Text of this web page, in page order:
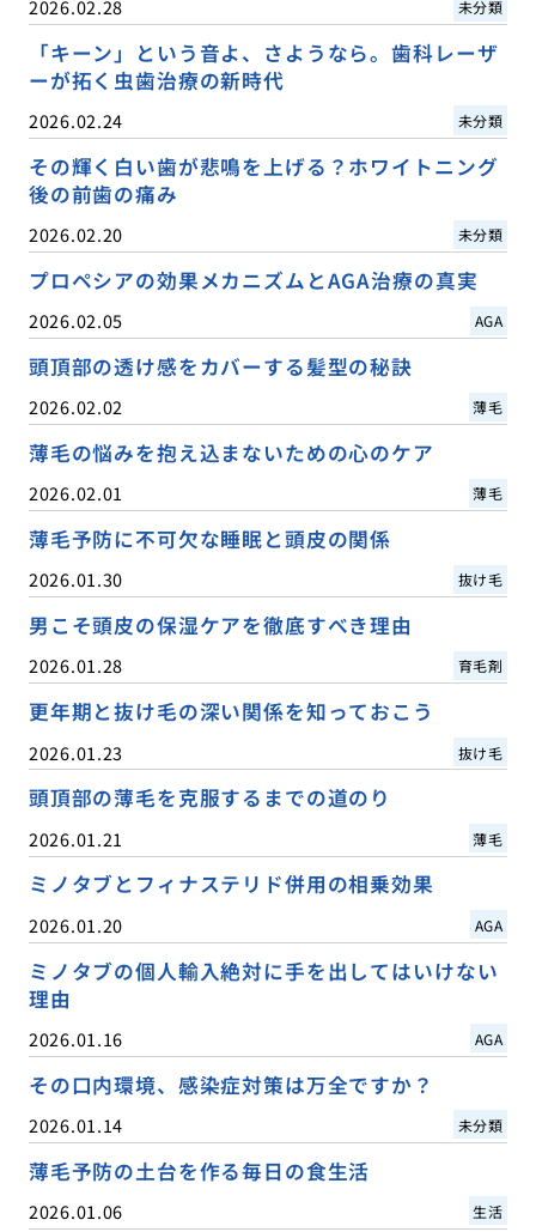
2026.02.28 未分類
「キーン」という音よ、さようなら。歯科レーザ
ーが拓く虫歯治療の新時代
2026.02.24 未分類
その輝く白い歯が悲鳴を上げる？ホワイトニング
後の前歯の痛み
2026.02.20 未分類
プロペシアの効果メカニズムとAGA治療の真実
2026.02.05 AGA
頭頂部の透け感をカバーする髪型の秘訣
2026.02.02 薄毛
薄毛の悩みを抱え込まないための心のケア
2026.02.01 薄毛
薄毛予防に不可欠な睡眠と頭皮の関係
2026.01.30 抜け毛
男こそ頭皮の保湿ケアを徹底すべき理由
2026.01.28 育毛剤
更年期と抜け毛の深い関係を知っておこう
2026.01.23 抜け毛
頭頂部の薄毛を克服するまでの道のり
2026.01.21 薄毛
ミノタブとフィナステリド併用の相乗効果
2026.01.20 AGA
ミノタブの個人輸入絶対に手を出してはいけない
理由
2026.01.16 AGA
その口内環境、感染症対策は万全ですか？
2026.01.14 未分類
薄毛予防の土台を作る毎日の食生活
2026.01.06 生活